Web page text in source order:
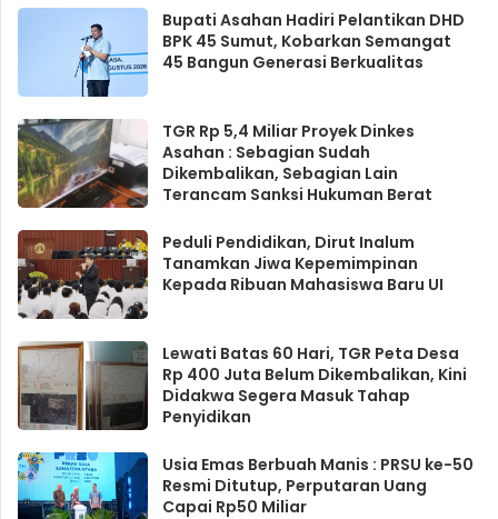
Bupati Asahan Hadiri Pelantikan DHD
BPK 45 Sumut, Kobarkan Semangat
45 Bangun Generasi Berkualitas
TGR Rp 5,4 Miliar Proyek Dinkes
Asahan : Sebagian Sudah
Dikembalikan, Sebagian Lain
Terancam Sanksi Hukuman Berat
Peduli Pendidikan, Dirut Inalum
Tanamkan Jiwa Kepemimpinan
Kepada Ribuan Mahasiswa Baru UI
Lewati Batas 60 Hari, TGR Peta Desa
Rp 400 Juta Belum Dikembalikan, Kini
Didakwa Segera Masuk Tahap
Penyidikan
Usia Emas Berbuah Manis : PRSU ke-50
Resmi Ditutup, Perputaran Uang
Capai Rp50 Miliar